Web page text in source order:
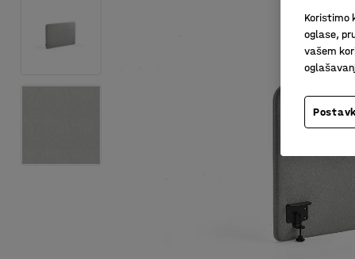
Koristimo
oglase,
vašem